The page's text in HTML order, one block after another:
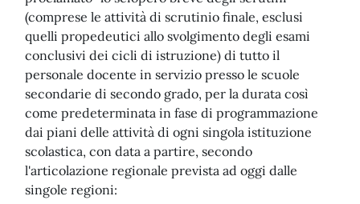
(comprese le attività di scrutinio finale, esclusi
quelli propedeutici allo svolgimento degli esami
conclusivi dei cicli di istruzione) di tutto il
personale docente in servizio presso le scuole
secondarie di secondo grado, per la durata così
come predeterminata in fase di programmazione
dai piani delle attività di ogni singola istituzione
scolastica, con data a partire, secondo
l'articolazione regionale prevista ad oggi dalle
singole regioni: